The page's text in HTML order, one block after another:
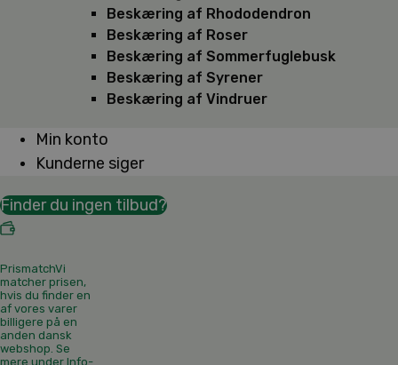
Beskæring af Rhododendron
Beskæring af Roser
Beskæring af Sommerfuglebusk
Beskæring af Syrener
Beskæring af Vindruer
Min konto
Kunderne siger
Finder du ingen tilbud?
PrismatchVi
matcher prisen,
hvis du finder en
af vores varer
billigere på en
anden dansk
webshop. Se
mere under Info-